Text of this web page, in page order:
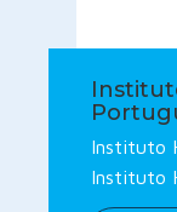
Instituto
Instituto